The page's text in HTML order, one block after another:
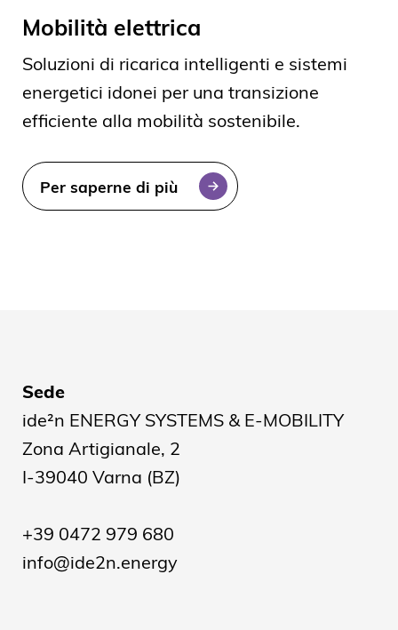
Mobilità elettrica
Soluzioni di ricarica intelligenti e sistemi
energetici idonei per una transizione
efficiente alla mobilità sostenibile.
Per saperne di più
Sede
ide²n ENERGY SYSTEMS & E-MOBILITY
Zona Artigianale, 2
I-39040 Varna (BZ)
+39 0472 979 680
info@ide2n.energy